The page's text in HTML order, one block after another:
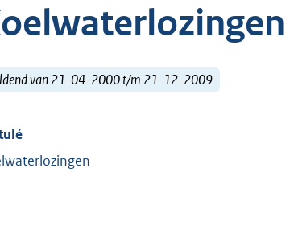
van 21-04-2000 t/m 21-12-2009